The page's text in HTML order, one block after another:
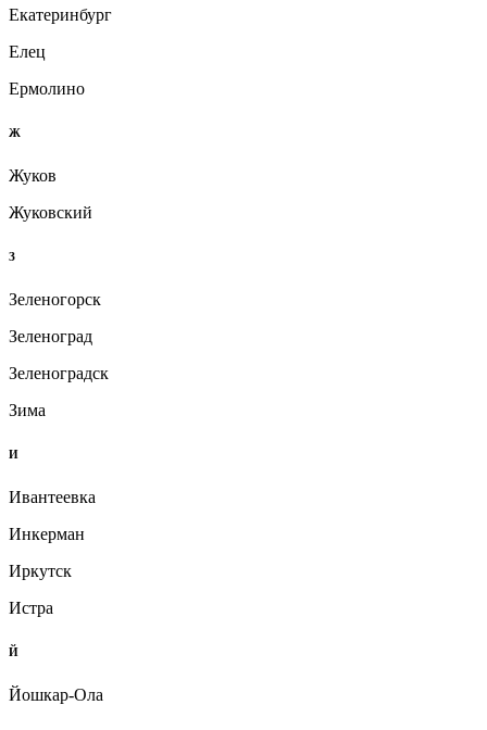
Екатеринбург
Елец
Ермолино
Ж
Жуков
Жуковский
З
Зеленогорск
Зеленоград
Зеленоградск
Зима
И
Ивантеевка
Инкерман
Иркутск
Истра
Й
Йошкар-Ола